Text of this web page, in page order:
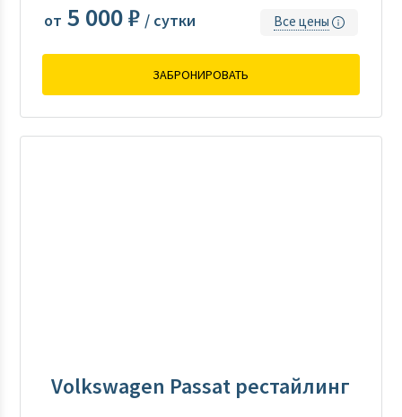
от 5 000 ₽ / сутки Все цены
ЗАБРОНИРОВАТЬ
Volkswagen Passat рестайлинг